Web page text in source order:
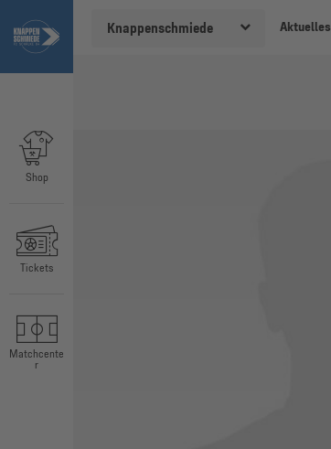
Knappenschmiede Aktuelles
Shop
Tickets
Matchcente
r